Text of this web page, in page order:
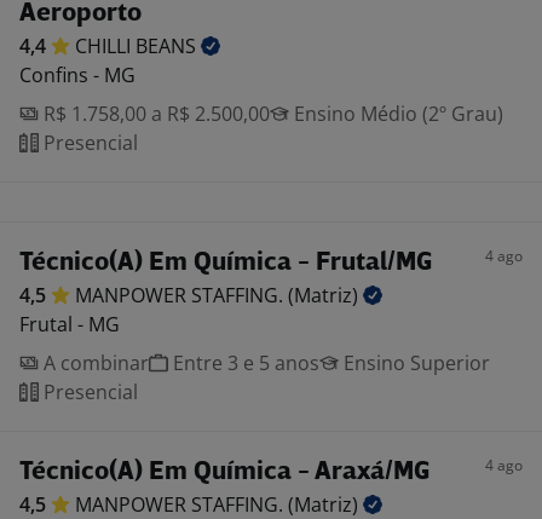
Aeroporto
4,4 CHILLI BEANS
Confins - MG
R$ 1.758,00 a R$ 2.500,00
Ensino Médio (2º Grau)
Presencial
Técnico(A) Em Química - Frutal/MG 4 ago
4,5 MANPOWER STAFFING. (Matriz)
Frutal - MG
A combinar
Entre 3 e 5 anos
Ensino Superior
Presencial
Técnico(A) Em Química - Araxá/MG 4 ago
4,5 MANPOWER STAFFING. (Matriz)